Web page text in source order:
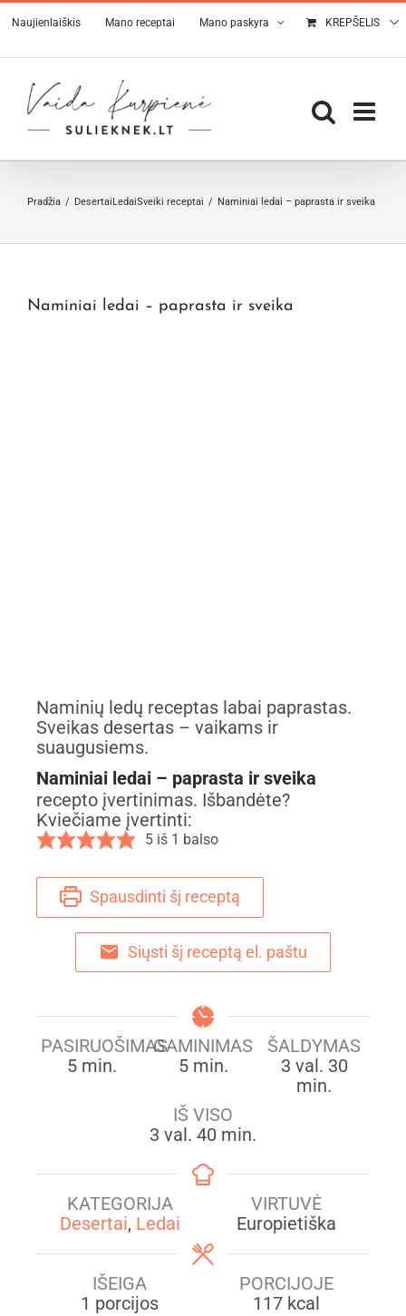
Skip
to
content
Naujienlaiškis Mano receptai Mano paskyra KREPŠELIS
Pradžia Desertai LedaiSveiki receptai Naminiai ledai – paprasta ir sveika
Naminiai ledai – paprasta ir sveika
Naminių ledų receptas labai paprastas.
Sveikas desertas – vaikams ir
suaugusiems.
Naminiai ledai – paprasta ir sveika
recepto įvertinimas. Išbandėte?
Kviečiame įvertinti:
5 iš 1 balso
Spausdinti šį receptą
Siųsti šį receptą el. paštu
PASIRUOŠIMAS
5min.
min.
GAMINIMAS
5min.
min.
ŠALDYMAS
3val.
val. 30min.
min.
IŠ VISO
3 val.
val. 40 min.
min.
KATEGORIJA
Desertai, Ledai
VIRTUVĖ
Europietiška
IŠEIGA
1 porcijos
PORCIJOJE
117 kcal